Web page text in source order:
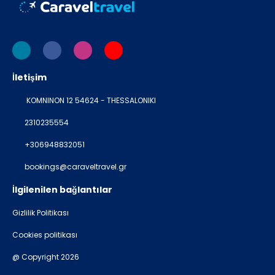
İletişim
KOMNINON 12 54624 - THESSALONIKI
2310235554
+306948832051
bookings@caraveltravel.gr
İlgilenilen bağlantılar
Gizlilik Politikası
Cookies politikası
@ Copyright 2026